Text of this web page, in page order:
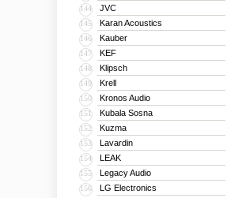
144 JVC
145 Karan Acoustics
146 Kauber
147 KEF
148 Klipsch
149 Krell
150 Kronos Audio
151 Kubala Sosna
152 Kuzma
153 Lavardin
154 LEAK
155 Legacy Audio
156 LG Electronics